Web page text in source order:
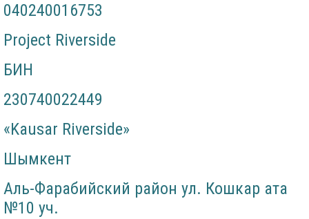
040240016753
Project Riverside
БИН
230740022449
«Kausar Riverside»
Шымкент
Аль-Фарабийский район ул. Кошкар ата
№10 уч.